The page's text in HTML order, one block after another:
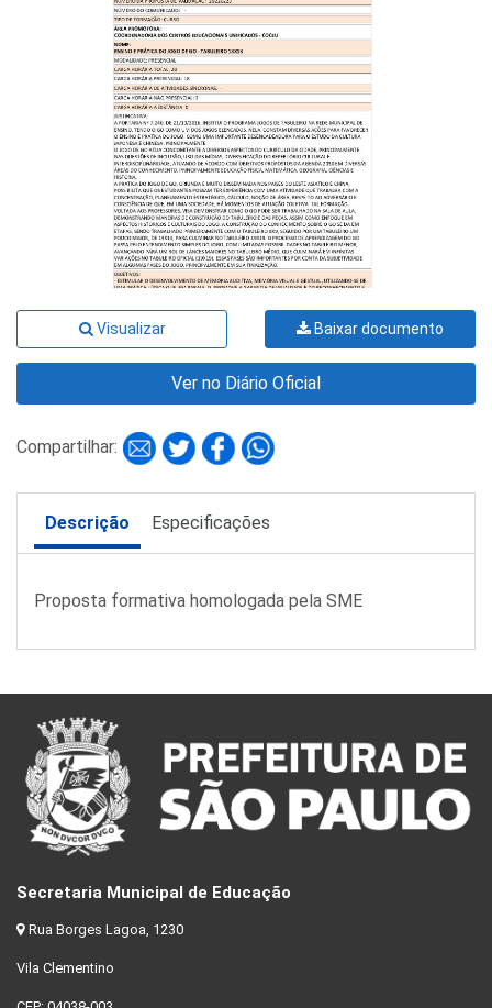
Visualizar Baixar documento
Ver no Diário Oficial
Compartilhar:
Descrição Especificações
Proposta formativa homologada pela SME
Secretaria Municipal de Educação
Rua Borges Lagoa, 1230
Vila Clementino